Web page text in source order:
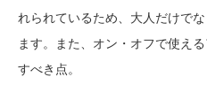
れられているため、大人だけで
ます。また、オン・オフで使え
すべき点。